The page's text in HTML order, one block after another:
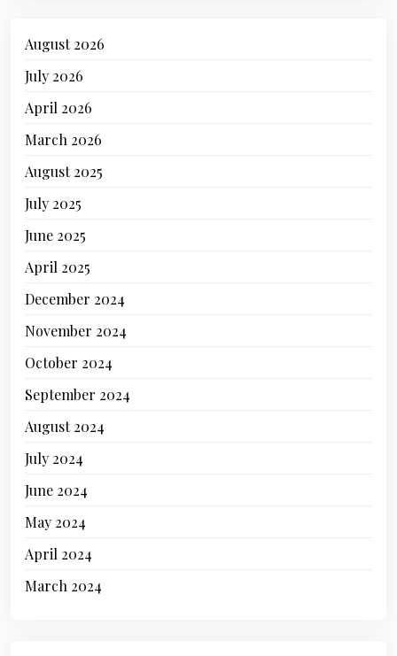
August 2026
July 2026
April 2026
March 2026
August 2025
July 2025
June 2025
April 2025
December 2024
November 2024
October 2024
September 2024
August 2024
July 2024
June 2024
May 2024
April 2024
March 2024